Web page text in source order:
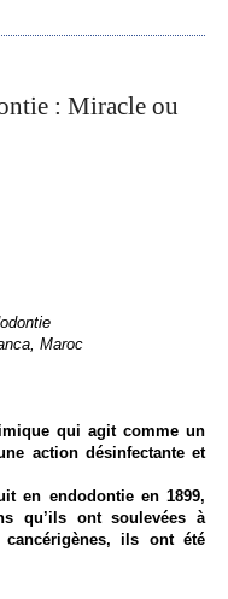
: Miracle ou
Maroc
qui agit comme un
action désinfectante et
en endodontie en 1899,
qu’ils ont soulevées à
ils ont été